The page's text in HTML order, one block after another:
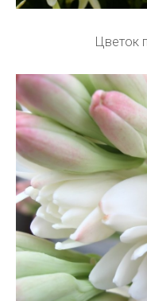
Цветок